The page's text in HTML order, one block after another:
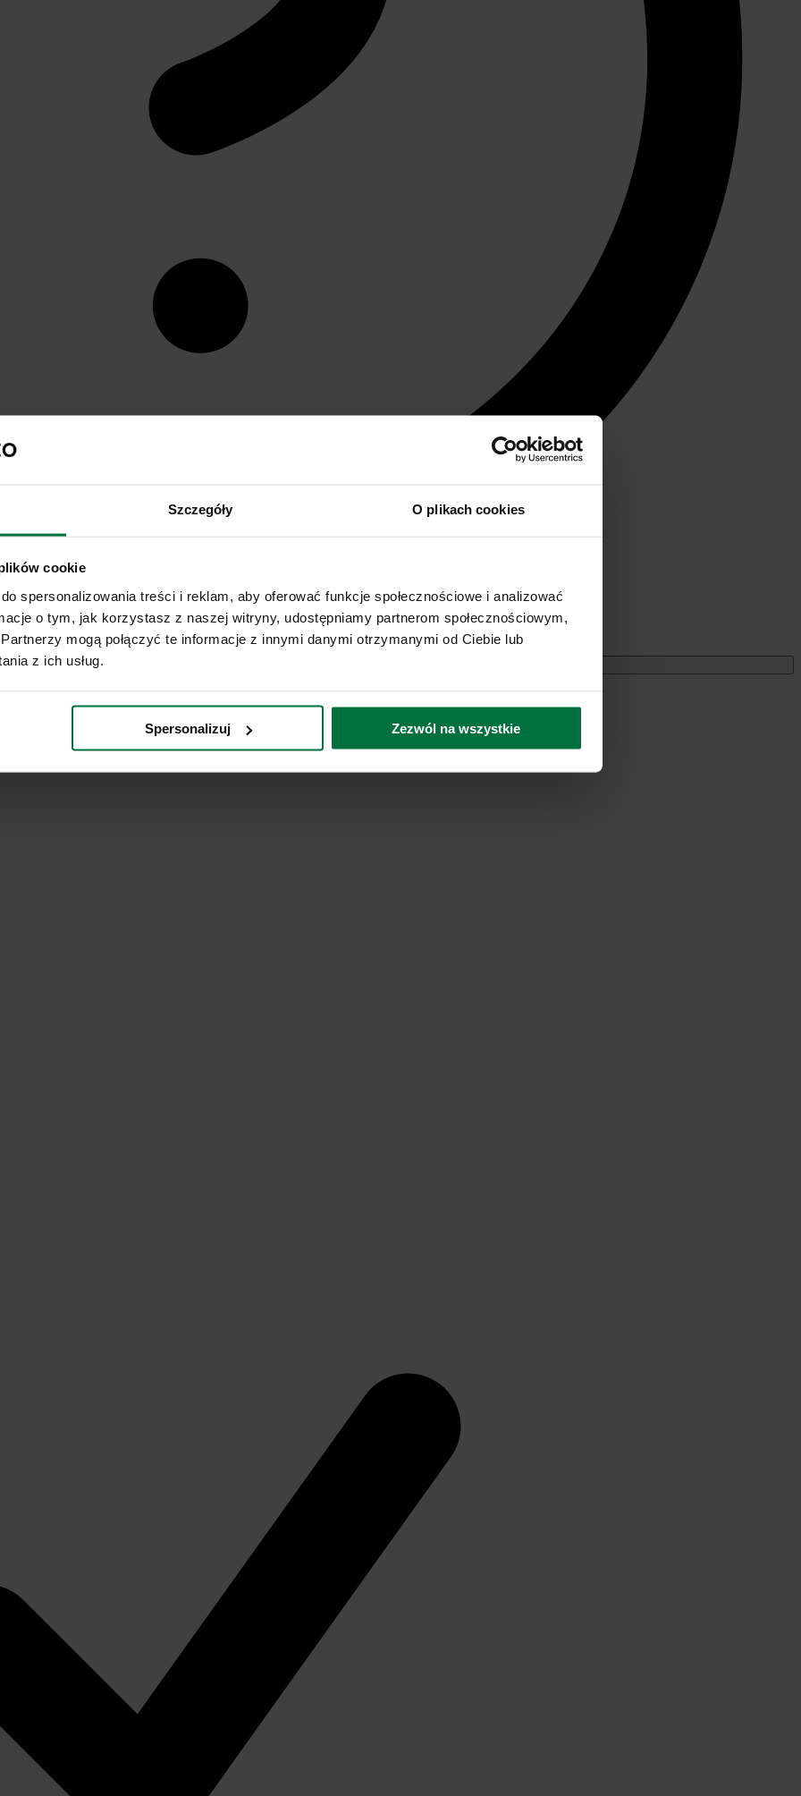
Szczegóły O plikach cookies
cookie
spersonalizowania treści i reklam, aby oferować funkcje społecznościowe i analizować
o tym, jak korzystasz z naszej witryny, udostępniamy partnerom społecznościowym,
mogą połączyć te informacje z innymi danymi otrzymanymi od Ciebie lub
z ich usług.
Spersonalizuj Zezwól na wszystkie